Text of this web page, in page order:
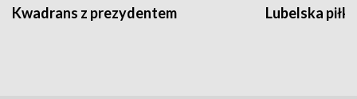
Kwadrans z prezydentem Lubelska piłka